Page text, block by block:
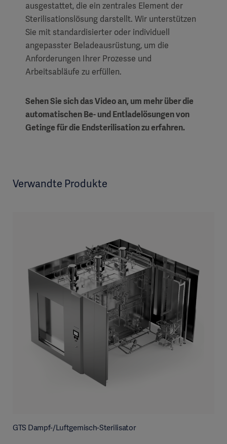
ausgestattet, die ein zentrales Element der
Sterilisationslösung darstellt. Wir unterstützen
Sie mit standardisierter oder individuell
angepasster Beladeausrüstung, um die
Anforderungen Ihrer Prozesse und
Arbeitsabläufe zu erfüllen.
Sehen Sie sich das Video an, um mehr über die
automatischen Be- und Entladelösungen von
Getinge für die Endsterilisation zu erfahren.
Verwandte Produkte
GTS Dampf-/Luftgemisch-Sterilisator